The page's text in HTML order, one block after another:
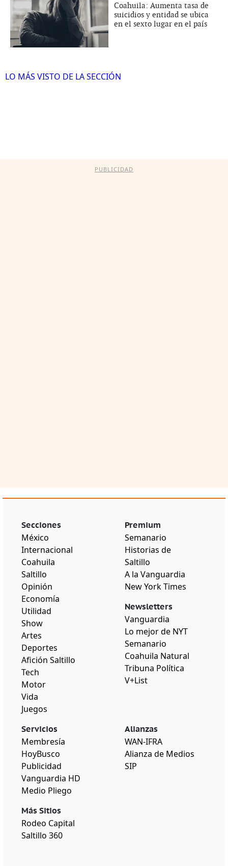
Coahuila: Aumenta tasa de
suicidios y entidad se ubica
en el sexto lugar en el país
LO MÁS VISTO DE LA SECCIÓN
PUBLICIDAD
Secciones
México
Internacional
Coahuila
Saltillo
Opinión
Economía
Utilidad
Show
Artes
Deportes
Afición Saltillo
Tech
Motor
Vida
Juegos
Premium
Semanario
Historias de
Saltillo
A la Vanguardia
New York Times
Newsletters
Vanguardia
Lo mejor de NYT
Semanario
Coahuila Natural
Tribuna Política
V+List
Servicios
Membresía
HoyBusco
Publicidad
Vanguardia HD
Medio Pliego
Más Sitios
Rodeo Capital
Saltillo 360
Alianzas
WAN-IFRA
Alianza de Medios
SIP